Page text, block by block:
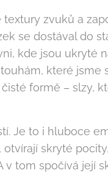
zvuků a
se dostával do
kde jsou ukryté
které jsme
formě – slzy,
Je to i hluboce
skryté
v tom spočívá její